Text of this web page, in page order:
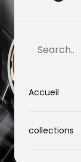
Accueil
collections